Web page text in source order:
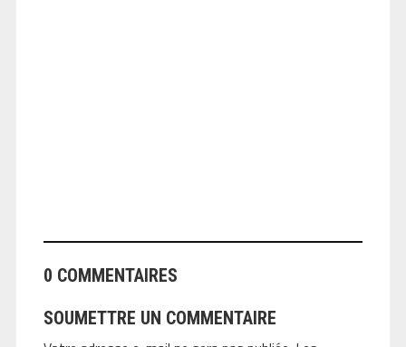
0 COMMENTAIRES
SOUMETTRE UN COMMENTAIRE